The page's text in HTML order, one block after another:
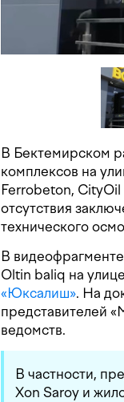
В Бектемирском
комплексов на
Ferrobeton,
отсутствия
технического
В видеофрагменте
Oltin baliq на
«Юксалиш». На
представителей
ведомств.
В частности,
Xon Saroy и